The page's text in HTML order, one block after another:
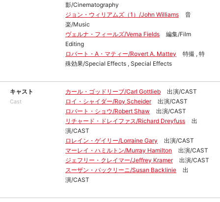
影/Cinematography
ジョン・ウィリアムズ（1）/John Williams
音
楽/Music
ヴェルナ・フィールズ/Verna Fields
編集/Film
Editing
ロバート・A・マティー/Rovert A. Mattey
特撮 , 特
殊効果/Special Effects , Special Effects
キャスト
Cast
カール・ゴッドリーブ/Carl Gottlieb
出演/CAST
ロイ・シャイダー/Roy Scheider
出演/CAST
ロバート・ショウ/Robert Shaw
出演/CAST
リチャード・ドレイファス/Richard Dreyfuss
出
演/CAST
ロレイン・ゲイリー/Lorraine Gary
出演/CAST
マーレイ・ハミルトン/Murray Hamilton
出演/CAST
ジェフリー・クレイマー/Jeffrey Kramer
出演/CAST
スーザン・バックリーニ/Susan Backlinie
出
演/CAST